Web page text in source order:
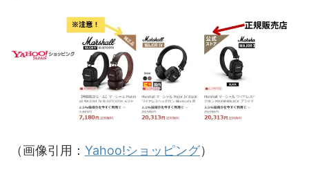
（画像引用： Yahoo!ショッピング）